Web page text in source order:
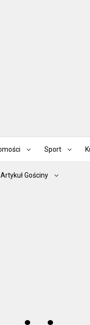
Sport
Artykuł Gościny